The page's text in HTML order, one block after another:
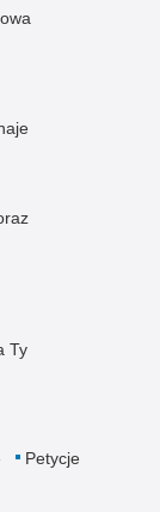
Ty
Petycje